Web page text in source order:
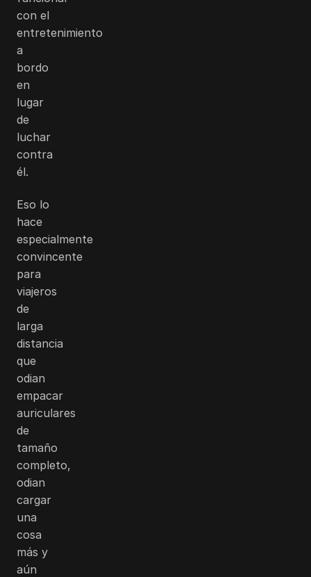
con el
entretenimiento
a
bordo
en
lugar
de
luchar
contra
él.
Eso lo
hace
especialmente
convincente
para
viajeros
de
larga
distancia
que
odian
empacar
auriculares
de
tamaño
completo,
odian
cargar
una
cosa
más y
aún